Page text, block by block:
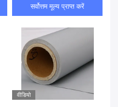
सर्वोत्तम मूल्य प्राप्त करें
वीडियो